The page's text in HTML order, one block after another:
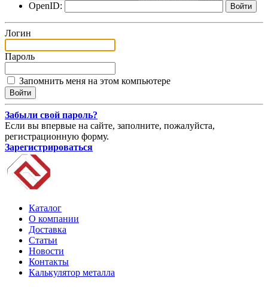
OpenID:
Логин
Пароль
Запомнить меня на этом компьютере
Забыли свой пароль?
Если вы впервые на сайте, заполните, пожалуйста,
регистрационную форму.
Зарегистрироваться
Каталог
О компании
Доставка
Статьи
Новости
Контакты
Калькулятор металла